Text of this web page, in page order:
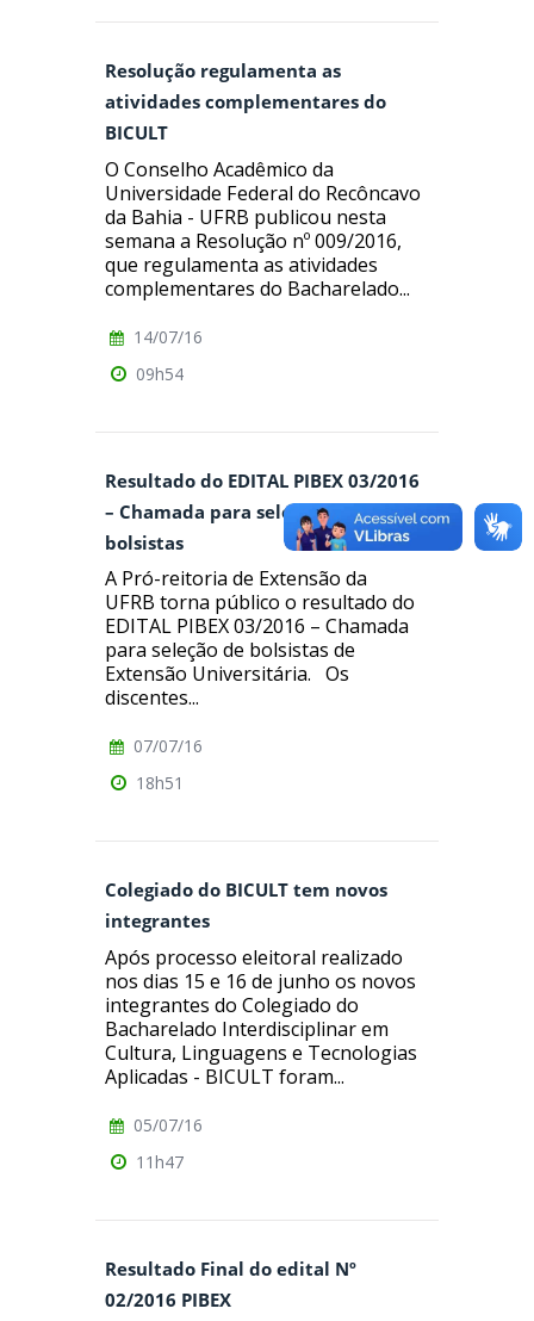
Resolução regulamenta as
atividades complementares do
BICULT
O Conselho Acadêmico da
Universidade Federal do Recôncavo
da Bahia - UFRB publicou nesta
semana a Resolução nº 009/2016,
que regulamenta as atividades
complementares do Bacharelado...
14/07/16
09h54
Resultado do EDITAL PIBEX 03/2016
– Chamada para seleção de
bolsistas
A Pró-reitoria de Extensão da
UFRB torna público o resultado do
EDITAL PIBEX 03/2016 – Chamada
para seleção de bolsistas de
Extensão Universitária. Os
discentes...
07/07/16
18h51
Colegiado do BICULT tem novos
integrantes
Após processo eleitoral realizado
nos dias 15 e 16 de junho os novos
integrantes do Colegiado do
Bacharelado Interdisciplinar em
Cultura, Linguagens e Tecnologias
Aplicadas - BICULT foram...
05/07/16
11h47
Resultado Final do edital Nº
02/2016 PIBEX